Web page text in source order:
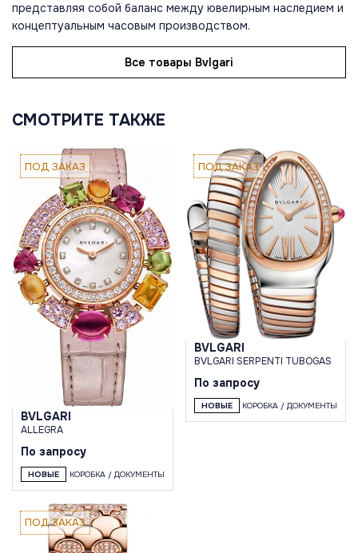
представляя собой баланс между ювелирным наследием и
концептуальным часовым производством.
Все товары Bvlgari
СМОТРИТЕ ТАКЖЕ
ПОД ЗАКАЗ
BVLGARI
ALLEGRA
По запросу
НОВЫЕ КОРОБКА / ДОКУМЕНТЫ
ПОД ЗАКАЗ
BVLGARI
BVLGARI SERPENTI TUBOGAS
По запросу
НОВЫЕ КОРОБКА / ДОКУМЕНТЫ
ПОД ЗАКАЗ